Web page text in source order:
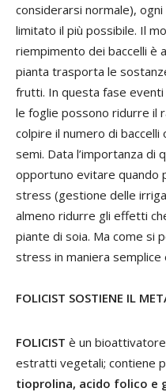
considerarsi normale),
limitato il più possibile. Il
riempimento dei baccelli è
pianta trasporta le
frutti. In questa fase
le foglie possono ridurre il
colpire il numero di baccelli
semi. Data l’importanza di
opportuno evitare quando
stress (gestione delle
almeno ridurre gli effetti
piante di soia. Ma come si
stress in maniera semplice
FOLICIST SOSTIENE IL
FOLICIST è un
estratti vegetali; contiene
tioprolina, acido folico e